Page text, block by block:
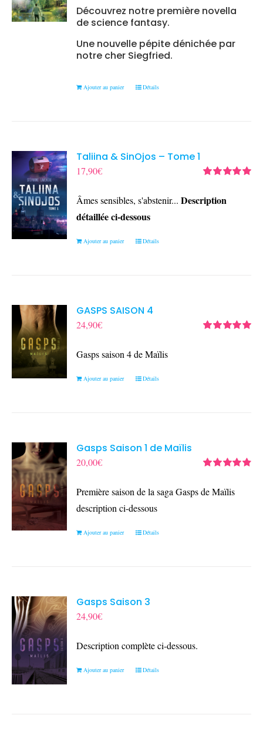
Découvrez notre première novella
de science fantasy.
Une nouvelle pépite dénichée par
notre cher Siegfried.
Ajouter au panier Détails
Taliina & SinOjos – Tome 1
17,90€
Âmes sensibles, s'abstenir...Description
détaillée ci-dessous
Ajouter au panier Détails
GASPS SAISON 4
24,90€
Gasps saison 4 de Maïlis
Ajouter au panier Détails
Gasps Saison 1 de Maïlis
20,00€
Première saison de la saga Gasps de Maïlis
description ci-dessous
Ajouter au panier Détails
Gasps Saison 3
24,90€
Description complète ci-dessous.
Ajouter au panier Détails